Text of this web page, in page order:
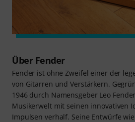
Über Fender
Fender ist ohne Zweifel einer der
von Gitarren und Verstärkern.
1946 durch Namensgeber Leo
Musikerwelt mit seinen innovativen
Impulsen verhalf. Seine Entwürfe